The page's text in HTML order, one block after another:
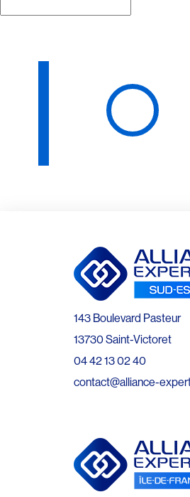
143 Boulevard Pasteur
13730 Saint-Victoret
04 42 13 02 40
contact@alliance-